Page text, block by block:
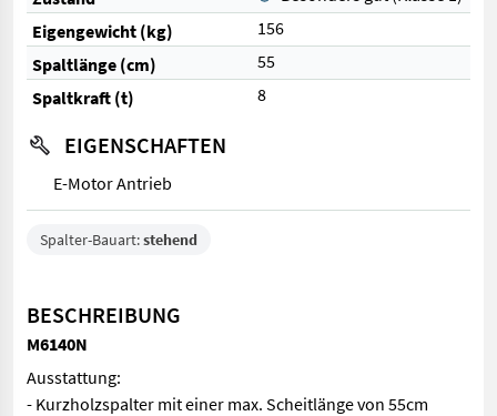
Eigengewicht (kg)
156
Spaltlänge (cm)
55
Spaltkraft (t)
8
EIGENSCHAFTEN
E-Motor Antrieb
Spalter-Bauart:stehend
BESCHREIBUNG
M6140N
Ausstattung:
- Kurzholzspalter mit einer max. Scheitlänge von 55cm